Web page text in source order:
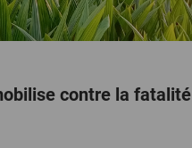
contre la fatalité